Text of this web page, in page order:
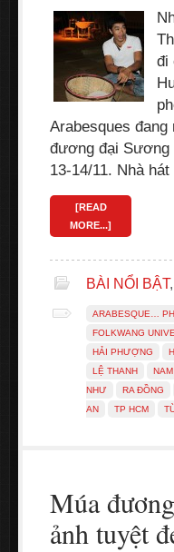
đi
Arabesques
đương đại Sương
13-14/11. Nhà
[READ
MORE...]
BÀI NỔI BẬT,
ARABESQUE…
FOLKWANG
HẢI PHƯỢNG
LỆ THANH
NHƯ
RA ĐỒNG
AN
TP HCM
Múa
ảnh tuyệt